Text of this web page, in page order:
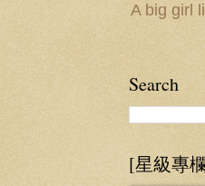
A big girl
Search
[星級專